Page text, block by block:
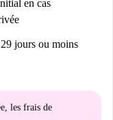
en cas
jours ou moins
les frais de